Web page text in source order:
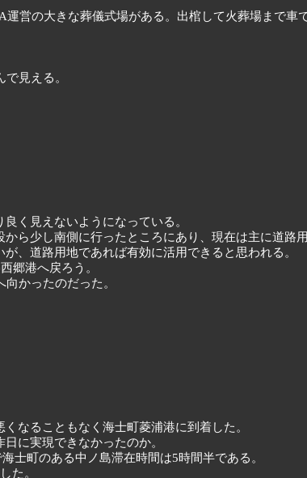
営の大きな葬儀式場がある。出棺して火葬場まで車
見える。
く見えないようになっている。
ら少し南側に行ったところにあり、現在は主に道路
、道路用地であれば有効に活用できると思われる。
郷港へ戻ろう。
かったのだった。
なることもなく海士町菱浦港に到着した。
に実現できなかったのか。
士町のある中ノ島滞在時間は5時間半である。
た。